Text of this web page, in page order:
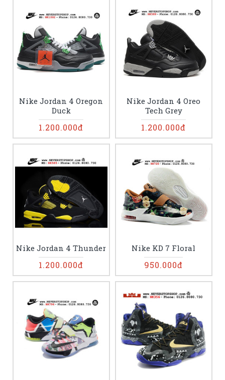
Nike Jordan 4 Oregon
Duck
1.200.000đ
Nike Jordan 4 Oreo
Tech Grey
1.200.000đ
Nike Jordan 4 Thunder
1.200.000đ
Nike KD 7 Floral
950.000đ